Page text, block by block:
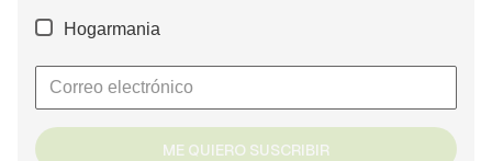
Hogarmania
ME QUIERO SUSCRIBIR